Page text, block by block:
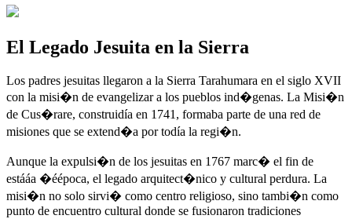
El Legado Jesuita en la Sierra
Los padres jesuitas llegaron a la Sierra Tarahumara en el siglo XVII
con la misi�n de evangelizar a los pueblos ind�genas. La Misi�n
de Cus�rare, construidía en 1741, formaba parte de una red de
misiones que se extend�a por todía la regi�n.
Aunque la expulsi�n de los jesuitas en 1767 marc� el fin de
estááa �éépoca, el legado arquitect�nico y cultural perdura. La
misi�n no solo sirvi� como centro religioso, sino tambi�n como
punto de encuentro cultural donde se fusionaron tradiciones